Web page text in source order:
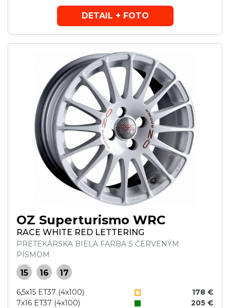
DETAIL + FOTO
OZ Superturismo WRC
RACE WHITE RED LETTERING
PRETEKÁRSKA BIELA FARBA S ČERVENÝM
PÍSMOM
15 16 17
6,5x15 ET37 (4x100)
178 €
7x16 ET37 (4x100)
205 €